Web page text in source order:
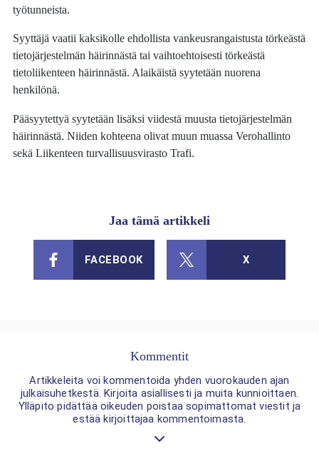
työtunneista.
Syyttäjä vaatii kaksikolle ehdollista vankeusrangaistusta törkeästä
tietojärjestelmän häirinnästä tai vaihtoehtoisesti törkeästä
tietoliikenteen häirinnästä. Alaikäistä syytetään nuorena
henkilönä.
Pääsyytettyä syytetään lisäksi viidestä muusta tietojärjestelmän
häirinnästä. Niiden kohteena olivat muun muassa Verohallinto
sekä Liikenteen turvallisuusvirasto Trafi.
Jaa tämä artikkeli
FACEBOOK X
Kommentit
Artikkeleita voi kommentoida yhden vuorokauden ajan
julkaisuhetkestä. Kirjoita asiallisesti ja muita kunnioittaen.
Ylläpito pidättää oikeuden poistaa sopimattomat viestit ja
estää kirjoittajaa kommentoimasta.